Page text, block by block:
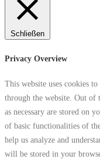
Schließen
Privacy Overview
This website uses cookies
through the website. Out of
as necessary are stored on
of basic functionalities of
help us analyze and
will be stored in your